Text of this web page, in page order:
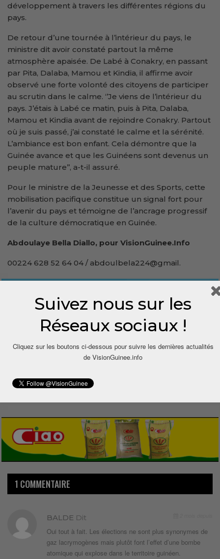
développement à travers les différentes régions du
pays.
De retour d’une tournée à l’intérieur du pays, le
ministre dit avoir constaté partout la même
atmosphère apaisée. De Labé à Conakry, en passant
par Pita, Dalaba, Mamou et Kindia, il affirme avoir
observé une forte volonté des citoyens de participer
au scrutin dans le calme. ‘’Je viens de l’intérieur du
pays. J’étais à Labé ce matin, puis à Pita, Dalaba,
Mamou et Kindia avant de rejoindre Conakry. Partout
où je suis passé, j’ai constaté le calme et la sérénité.
L’ambiance est bon enfant. Cela démontre que la
Guinée avance et que les Guinéens sont devenus un
peuple mature’’, a-t-il assuré.
Pour le ministre de la Jeunesse et des Sports, cette
mobilisation pacifique constitue un signal fort pour
l’avenir du pays et témoigne de l’ancrage progressif
de la culture démocratique en Guinée.
Abdoulaye Bella Diallo, pour VisionGuinee.Info
00224 628 52 64 04 / abdoulbela224@gmail.
Share
1 COMMENTAIRE
BALDE Dit
Oui tout à fait. Les élections ne sont plus synonymes de
gaz lacrymogènes mais plutôt font l’effet d’une bombe
atomique qui explose dans le territoire guinéen.
Suivez nous sur les
Réseaux sociaux !
Cliquez sur les boutons ci-dessous pour suivre les dernières actualités
de VisionGuinee.info